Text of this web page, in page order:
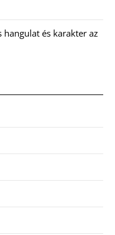
és karakter az